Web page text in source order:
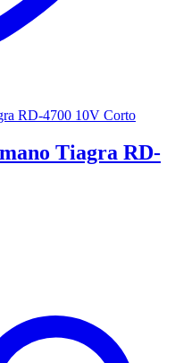
Tiagra RD-